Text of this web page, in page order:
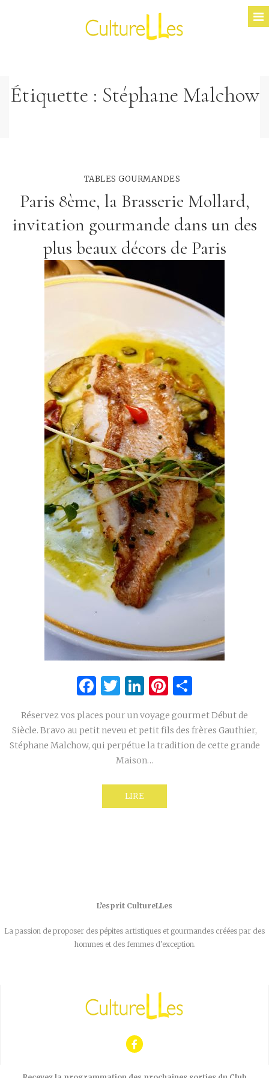
Étiquette : Stéphane Malchow
TABLES GOURMANDES
Paris 8ème, la Brasserie Mollard,
invitation gourmande dans un des
plus beaux décors de Paris
Facebook
Twitter
LinkedIn
Pinterest
Réservez vos places pour un voyage gourmet Début de
Siècle. Bravo au petit neveu et petit fils des frères Gauthier,
Stéphane Malchow, qui perpétue la tradition de cette grande
Maison…
LIRE
L’esprit CultureLLes
La passion de proposer des pépites artistiques et gourmandes créées par des
hommes et des femmes d’exception.